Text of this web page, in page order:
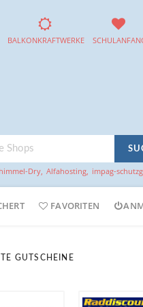
BALKONKRAFTWERKE
Dry, Alfahosting, impag-
FAVORITEN
GUTSCHEINE